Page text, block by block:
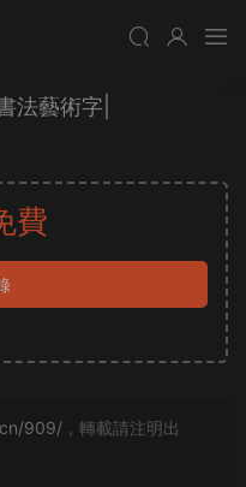
法藝術字|
費
909/ ，轉載請注明出